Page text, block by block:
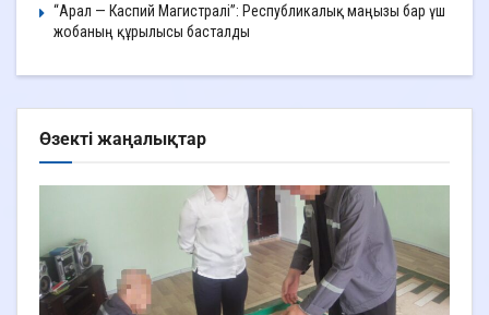
“Арал — Каспий Магистралі”: Республикалық маңызы бар үш
жобаның құрылысы басталды
Өзекті жаңалықтар